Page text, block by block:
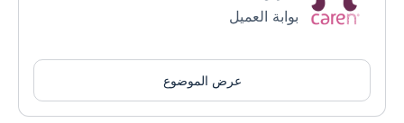
بوابة العميل
عرض الموضوع